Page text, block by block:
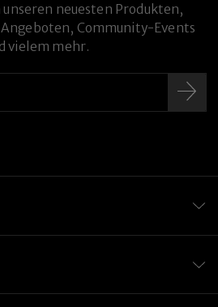
neuesten Produkten,
Community-Events
vielem mehr.